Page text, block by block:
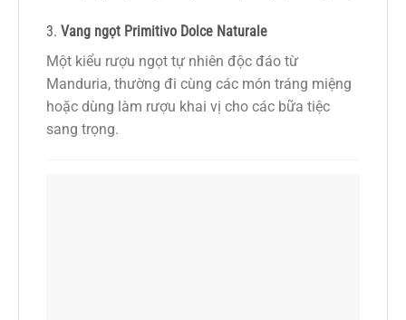
3. Vang ngọt Primitivo Dolce Naturale
Một kiểu rượu ngọt tự nhiên độc đáo từ
Manduria, thường đi cùng các món tráng miệng
hoặc dùng làm rượu khai vị cho các bữa tiệc
sang trọng.